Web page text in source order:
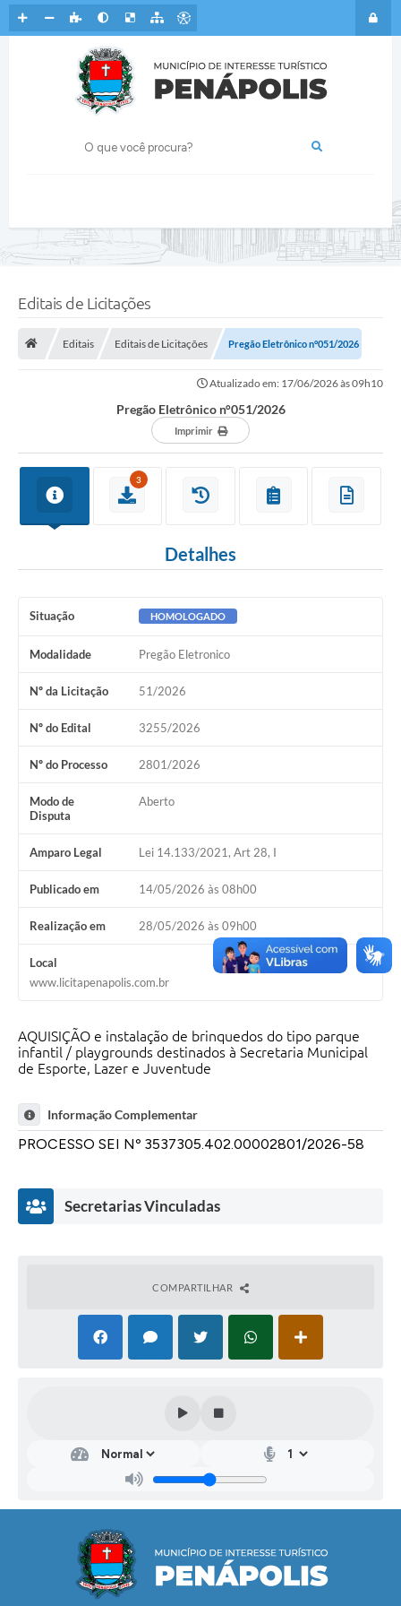
Editais de Licitações
Editais Editais de Licitações Pregão Eletrônico n°051/2026
Atualizado em: 17/06/2026 às 09h10
Pregão Eletrônico n°051/2026
Imprimir
3
Detalhes
Situação HOMOLOGADO
Modalidade Pregão Eletronico
Nº da Licitação 51/2026
Nº do Edital 3255/2026
Nº do Processo 2801/2026
Modo de
Disputa
Aberto
Amparo Legal Lei 14.133/2021, Art 28, I
Publicado em 14/05/2026 às 08h00
Realização em 28/05/2026 às 09h00
Local
www.licitapenapolis.com.br
AQUISIÇÃO e instalação de brinquedos do tipo parque
infantil / playgrounds destinados à Secretaria Municipal
de Esporte, Lazer e Juventude
Informação Complementar
PROCESSO SEI Nº 3537305.402.00002801/2026-58
Secretarias Vinculadas
orte
COMPARTILHAR